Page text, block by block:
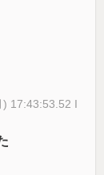
17:43:53.52 I